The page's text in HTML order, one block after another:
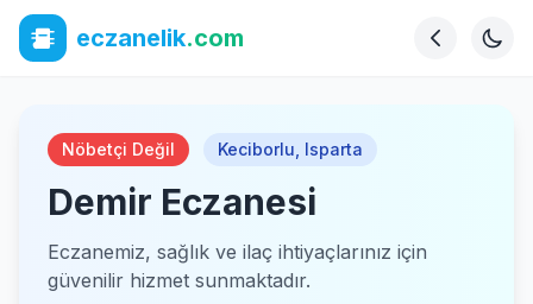
eczanelik.com
Nöbetçi Değil Keciborlu Isparta
Demir Eczanesi
Eczanemiz, sağlık ve ilaç ihtiyaçlarınız için
güvenilir hizmet sunmaktadır.